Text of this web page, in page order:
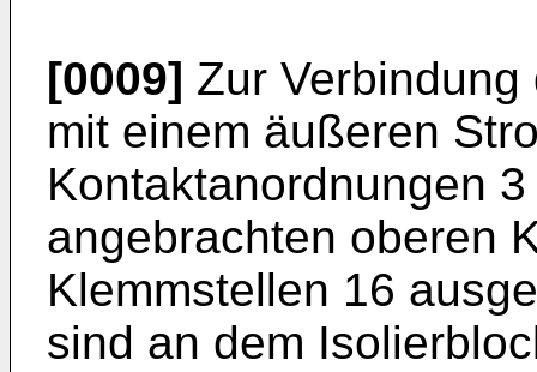
[0009] Zur
mit einem äußeren
Kontaktanordnungen
angebrachten oberen
Klemmstellen 16
sind an dem